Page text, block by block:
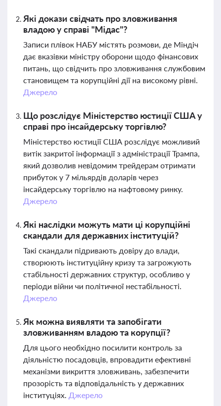
Які докази свідчать про зловживання
владою у справі "Мідас"?
Записи плівок НАБУ містять розмови, де Міндіч
дає вказівки міністру оборони щодо фінансових
питань, що свідчить про зловживання службовим
становищем та корупційні дії на високому рівні.
Джерело
Що розслідує Міністерство юстиції США у
справі про інсайдерську торгівлю?
Міністерство юстиції США розслідує можливий
витік закритої інформації з адміністрації Трампа,
який дозволив невідомим трейдерам отримати
прибуток у 7 мільярдів доларів через
інсайдерську торгівлю на нафтовому ринку.
Джерело
Які наслідки можуть мати ці корупційні
скандали для державних інституцій?
Такі скандали підривають довіру до влади,
створюють інституційну кризу та загрожують
стабільності державних структур, особливо у
періоди війни чи політичної нестабільності.
Джерело
Як можна виявляти та запобігати
зловживанням владою та корупції?
Для цього необхідно посилити контроль за
діяльністю посадовців, впровадити ефективні
механізми викриття зловживань, забезпечити
прозорість та відповідальність у державних
інституціях. Джерело